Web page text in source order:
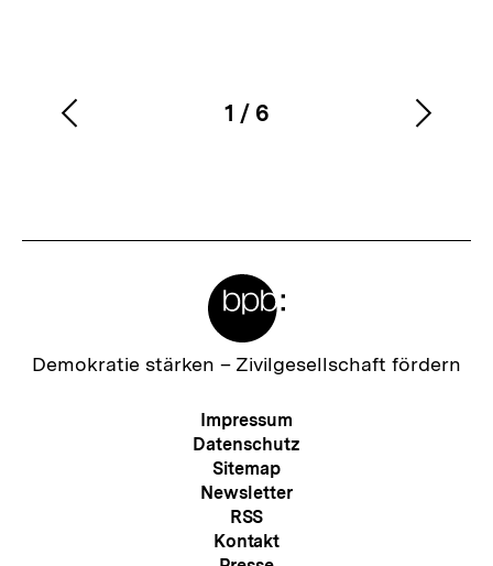
Karussellinhalt
1
von
/ 6
Vorherigen
Zur
Demokratie stärken – Zivilgesellschaft fördern
Meta-
Navigation
Impressum
Datenschutz
Sitemap
Newsletter
RSS
Kontakt